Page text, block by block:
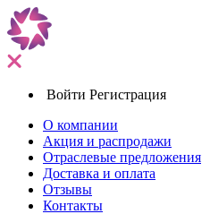
Войти Регистрация
О компании
Акция и распродажи
Отраслевые предложения
Доставка и оплата
Отзывы
Контакты